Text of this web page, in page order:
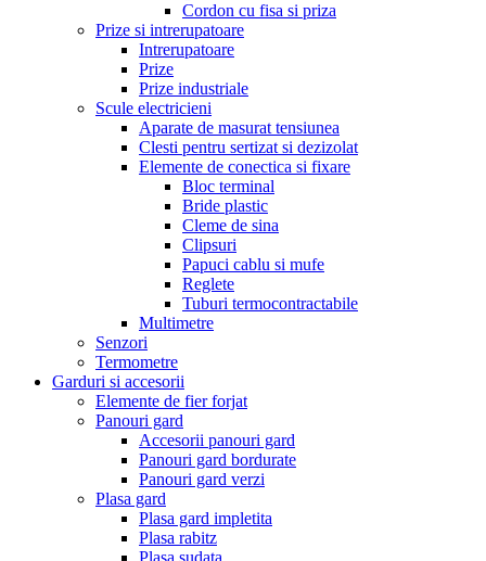
Cordon cu fisa si priza
Prize si intrerupatoare
Intrerupatoare
Prize
Prize industriale
Scule electricieni
Aparate de masurat tensiunea
Clesti pentru sertizat si dezizolat
Elemente de conectica si fixare
Bloc terminal
Bride plastic
Cleme de sina
Clipsuri
Papuci cablu si mufe
Reglete
Tuburi termocontractabile
Multimetre
Senzori
Termometre
Garduri si accesorii
Elemente de fier forjat
Panouri gard
Accesorii panouri gard
Panouri gard bordurate
Panouri gard verzi
Plasa gard
Plasa gard impletita
Plasa rabitz
Plasa sudata